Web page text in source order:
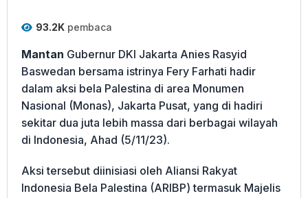
93.2K pembaca
Mantan Gubernur DKI Jakarta Anies Rasyid
Baswedan bersama istrinya Fery Farhati hadir
dalam aksi bela Palestina di area Monumen
Nasional (Monas), Jakarta Pusat, yang di hadiri
sekitar dua juta lebih massa dari berbagai wilayah
di Indonesia, Ahad (5/11/23).
Aksi tersebut diinisiasi oleh Aliansi Rakyat
Indonesia Bela Palestina (ARIBP) termasuk Majelis